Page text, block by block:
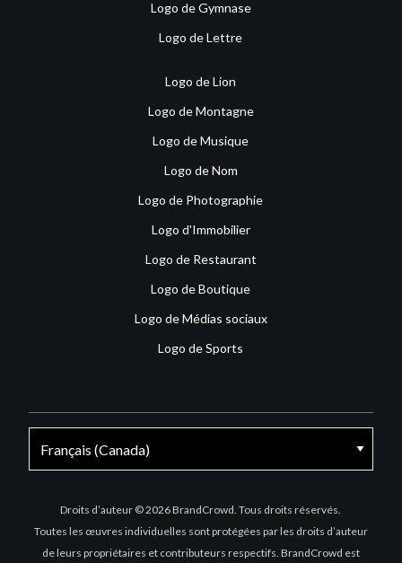
Logo de Gymnase
Logo de Lettre
Logo de Lion
Logo de Montagne
Logo de Musique
Logo de Nom
Logo de Photographie
Logo d'Immobilier
Logo de Restaurant
Logo de Boutique
Logo de Médias sociaux
Logo de Sports
Droits d’auteur © 2026 BrandCrowd. Tous droits réservés.
Toutes les œuvres individuelles sont protégées par les droits d’auteur
de leurs propriétaires et contributeurs respectifs. BrandCrowd est